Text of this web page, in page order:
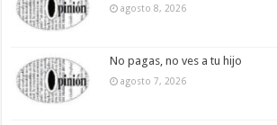
agosto 8, 2026
No pagas, no ves a tu hijo
agosto 7, 2026